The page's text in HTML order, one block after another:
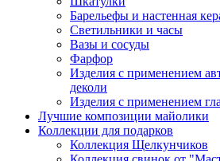
Барельефы и настенная
Светильники и часы
Вазы и сосуды
Фарфор
Изделия с применением
деколи
Изделия с применением
Лучшие композиции майолики
Коллекции для подарков
Коллекция Щелкунчиков